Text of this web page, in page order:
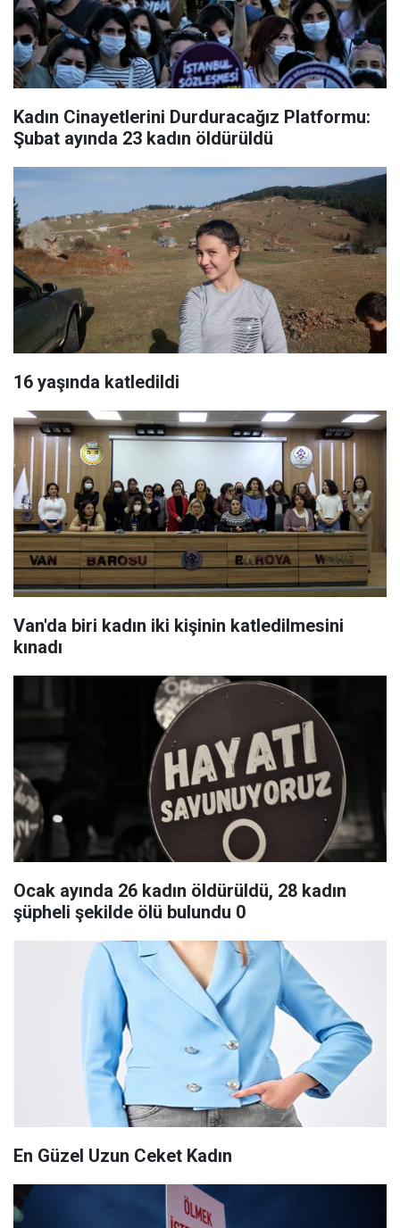
Kadın Cinayetlerini Durduracağız Platformu:
Şubat ayında 23 kadın öldürüldü
16 yaşında katledildi
Van'da biri kadın iki kişinin katledilmesini
kınadı
Ocak ayında 26 kadın öldürüldü, 28 kadın
şüpheli şekilde ölü bulundu 0
En Güzel Uzun Ceket Kadın